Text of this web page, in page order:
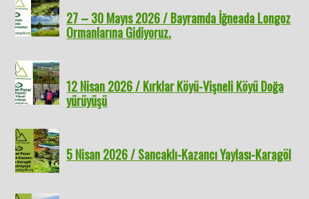
27 – 30 Mayıs 2026 / Bayramda İğneada Longoz
Ormanlarına Gidiyoruz.
12 Nisan 2026 / Kırklar Köyü-Vişneli Köyü Doğa
yürüyüşü
5 Nisan 2026 / Sancaklı-Kazancı Yaylası-Karagöl